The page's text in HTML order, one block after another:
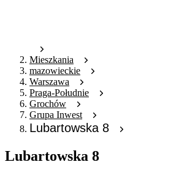
Mieszkania
mazowieckie
Warszawa
Praga-Południe
Grochów
Grupa Inwest
Lubartowska 8
Lubartowska 8